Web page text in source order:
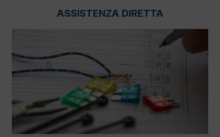
ASSISTENZA DIRETTA